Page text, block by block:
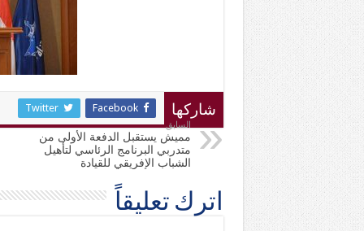
شاركها Facebook
Twitter
السابق
مميش يستقبل الدفعة الأولى من
متدربي البرنامج الرئاسي لتأهيل
الشباب الإفريقي للقيادة
اترك تعليقاً